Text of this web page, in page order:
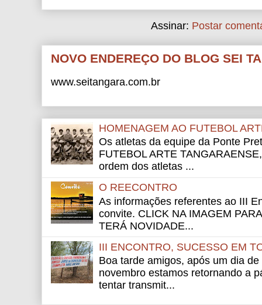
Assinar: Postar
NOVO ENDEREÇO DO BLOG SEI
www.seitangara.com.br
HOMENAGEM AO FUTEBOL
Os atletas da equipe da Ponte
FUTEBOL ARTE
ordem dos atletas ...
O REECONTRO
As informações referentes ao III
convite. CLICK NA IMAGEM
TERÁ NOVIDADE...
III ENCONTRO, SUCESSO EM
Boa tarde amigos, após um dia
novembro estamos retornando a
tentar transmit...